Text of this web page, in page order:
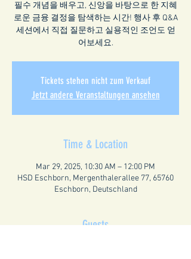
필수 개념을 배우고, 신앙을 바탕으로 한 지혜
로운 금융 결정을 탐색하는 시간! 행사 후 Q&A
세션에서 직접 질문하고 실용적인 조언도 얻
어보세요.
Tickets stehen nicht zum Verkauf
Jetzt andere Veranstaltungen ansehen
Time & Location
Mar 29, 2025, 10:30 AM – 12:00 PM
HSD Eschborn, Mergenthalerallee 77, 65760
Eschborn, Deutschland
Guests